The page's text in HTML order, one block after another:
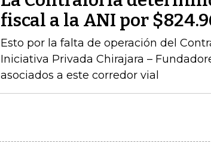
fiscal a la ANI por
Esto por la falta de operación del
Iniciativa Privada Chirajara –
asociados a este corredor vial